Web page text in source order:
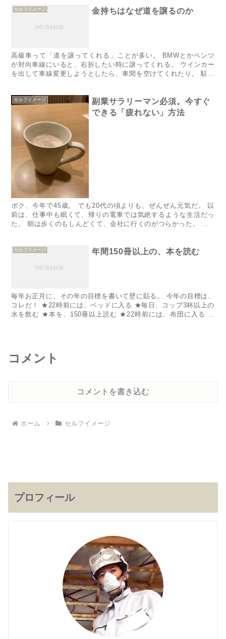
セルフイメージ 金持ちはなぜ道を譲るのか
高級車って「道を譲ってくれる」ことが多い。 BMWとかベンツ
が対向車線にいると、右折したい時に譲ってくれる。 ウインカー
を出して車線変更しようとしたら、車間を空けてくれたり。 駐車
セルフイメージ
副業サラリーマン必須。今すぐ
できる「疲れない」方法
​​ボク、今年で45歳。 でも20代の頃よりも、ぜんぜん元気だ。​​​​​​​​​​​​​​​​​​​​​​​​​​​ 以
前は、​仕事中も眠くて、帰りの電車では気絶するような生活だっ
た。 朝は歩くのもしんどくて、会社に行くのがつらかった。 ...
セルフイメージ 年間150冊以上の、本を読む
毎年お正月に、その年の目標を書いて壁に貼る。 今年の目標は、
コレだ！ ★22時前には、ベッドに入る ★毎日、コップ3杯以上の
水を飲む ★本を、150冊以上読む ★22時前には、布団に入る 昨
コメント
コメントを書き込む
ホーム セルフイメージ
プロフィール